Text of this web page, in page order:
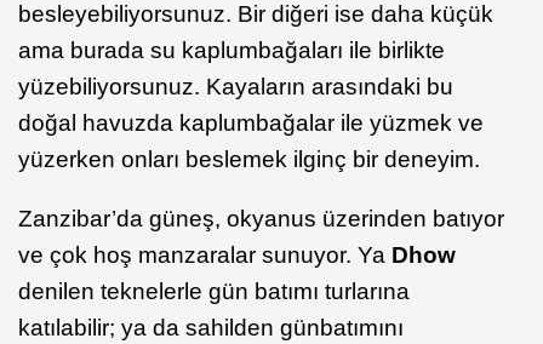
besleyebiliyorsunuz. Bir diğeri ise daha küçük
ama burada su kaplumbağaları ile birlikte
yüzebiliyorsunuz. Kayaların arasındaki bu
doğal havuzda kaplumbağalar ile yüzmek ve
yüzerken onları beslemek ilginç bir deneyim.
Zanzibar’da güneş, okyanus üzerinden batıyor
ve çok hoş manzaralar sunuyor. Ya Dhow
denilen teknelerle gün batımı turlarına
katılabilir; ya da sahilden günbatımını